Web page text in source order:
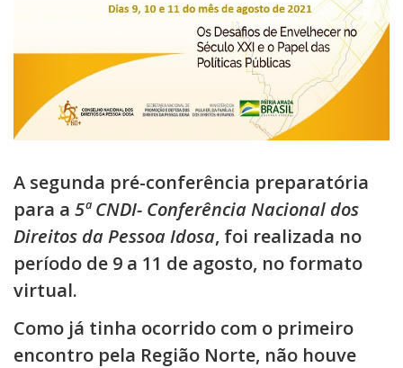
A segunda pré-conferência preparatória
para a 5ª CNDI- Conferência Nacional dos
Direitos da Pessoa Idosa, foi realizada no
período de 9 a 11 de agosto, no formato
virtual.
Como já tinha ocorrido com o primeiro
encontro pela Região Norte, não houve